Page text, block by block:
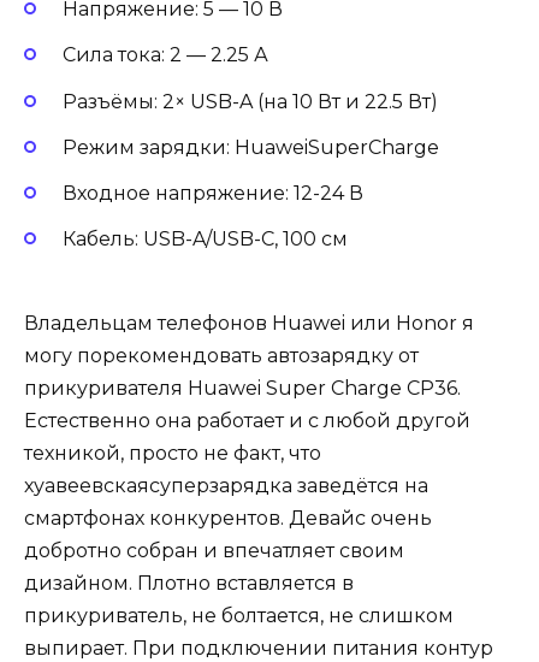
Напряжение: 5 — 10 В
Сила тока: 2 — 2.25 А
Разъёмы: 2× USB-A (на 10 Вт и 22.5 Вт)
Режим зарядки: HuaweiSuperCharge
Входное напряжение: 12-24 В
Кабель: USB-A/USB-C, 100 см
Владельцам телефонов Huawei или Honor я
могу порекомендовать автозарядку от
прикуривателя Huawei Super Charge CP36.
Естественно она работает и с любой другой
техникой, просто не факт, что
хуавеевскаясуперзарядка заведётся на
смартфонах конкурентов. Девайс очень
добротно собран и впечатляет своим
дизайном. Плотно вставляется в
прикуриватель, не болтается, не слишком
выпирает. При подключении питания контур